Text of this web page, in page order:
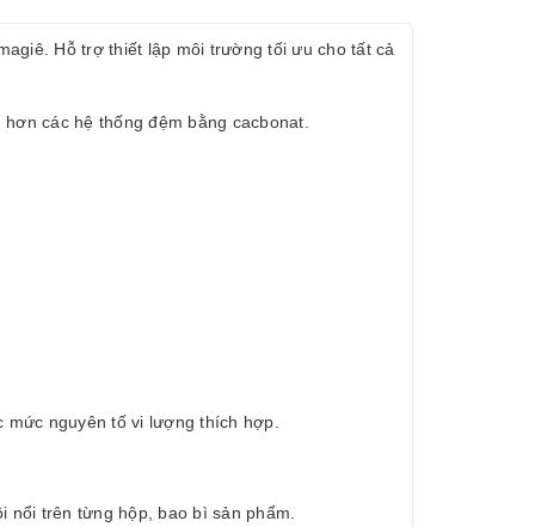
Hỗ trợ thiết lập môi trường tối ưu cho tất cả
các hệ thống đệm bằng cacbonat.
mức nguyên tố vi lượng thích hợp.
trên từng hộp, bao bì sản phẩm.